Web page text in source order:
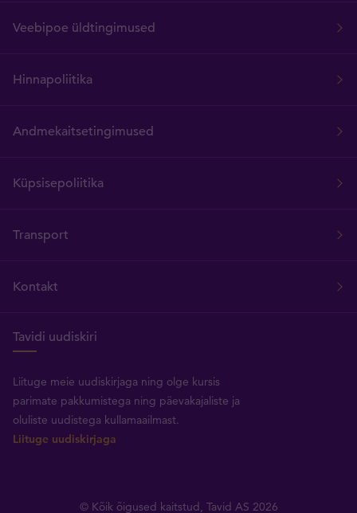
Veebipoe üldtingimused
Hinnapoliitika
Andmekaitsetingimused
Küpsisepoliitika
Transport
Kontakt
Tavidi uudiskiri
Liituge meie uudiskirjaga ning olge kursis
parimate pakkumistega ning päevakajaliste ja
oluliste uudistega kullamaailmast.
Liituge uudiskirjaga
© Kõik õigused kaitstud, Tavid AS 2026